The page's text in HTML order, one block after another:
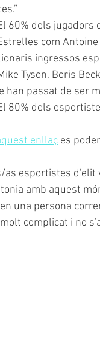
60% dels jugadors
com
ingressos
Tyson, Boris
han passat de ser
80% dels
enllaç es
as esportistes d'elit
amb aquest
una persona
complicat i no